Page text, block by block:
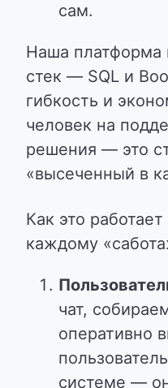
сам.
Наша платформа
стек — SQL и
гибкость и
человек на
решения — это
«высеченный в
Как это
каждому
чат,
оперативно
системе —